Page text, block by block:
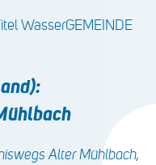
WasserGEMEINDE
Alter Mühlbach,